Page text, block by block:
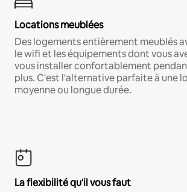
Locations meublées
Des logements entièrement meublés
le wifi et les équipements dont vous
vous installer confortablement
plus. C'est l'alternative parfaite à une
moyenne ou longue durée.
La flexibilité qu'il vous faut